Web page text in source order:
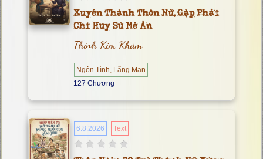
Xuyên Thành Thôn Nữ, Gặp Phải
Chỉ Huy Sứ Mê Ăn
Thính Kim Khảm
Ngôn Tình, Lãng Mạn
127 Chương
6.8.2026 Text